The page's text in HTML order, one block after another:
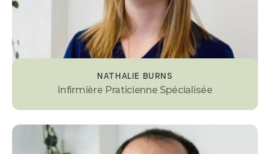
NATHALIE BURNS
Infirmière Praticienne Spécialisée